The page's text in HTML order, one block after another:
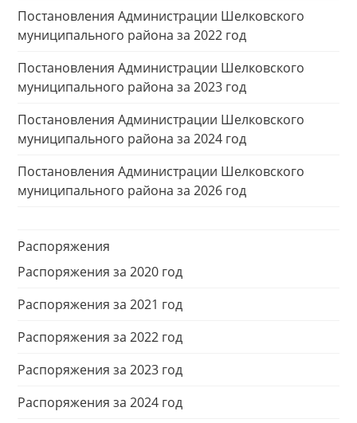
Постановления Администрации Шелковского
муниципального района за 2022 год
Постановления Администрации Шелковского
муниципального района за 2023 год
Постановления Администрации Шелковского
муниципального района за 2024 год
Постановления Администрации Шелковского
муниципального района за 2026 год
Распоряжения
Распоряжения за 2020 год
Распоряжения за 2021 год
Распоряжения за 2022 год
Распоряжения за 2023 год
Распоряжения за 2024 год